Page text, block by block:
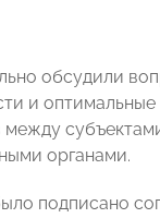
обсудили
и
органами.
подписано